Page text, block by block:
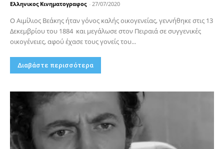
Ελληνικος Κινηματογραφος - 27/07/2020
Ο Αιμίλιος Βεάκης ήταν γόνος καλής οικογενείας, γεννήθηκε στις 13
Δεκεμβρίου του 1884 και μεγάλωσε στον Πειραιά σε συγγενικές
οικογένειες, αφού έχασε τους γονείς του...
Διαβάστε περισσότερα